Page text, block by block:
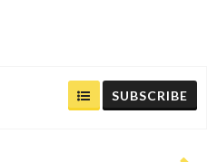
SUBSCRIBE